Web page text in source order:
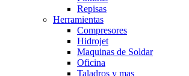
Repisas
Herramientas
Compresores
Hidrojet
Maquinas de Soldar
Oficina
Taladros y mas